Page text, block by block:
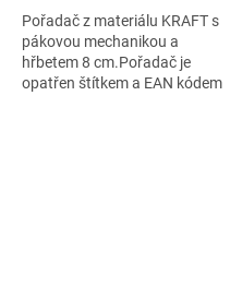
Pořadač z materiálu KRAFT s
pákovou mechanikou a
hřbetem 8 cm.Pořadač je
opatřen štítkem a EAN kódem